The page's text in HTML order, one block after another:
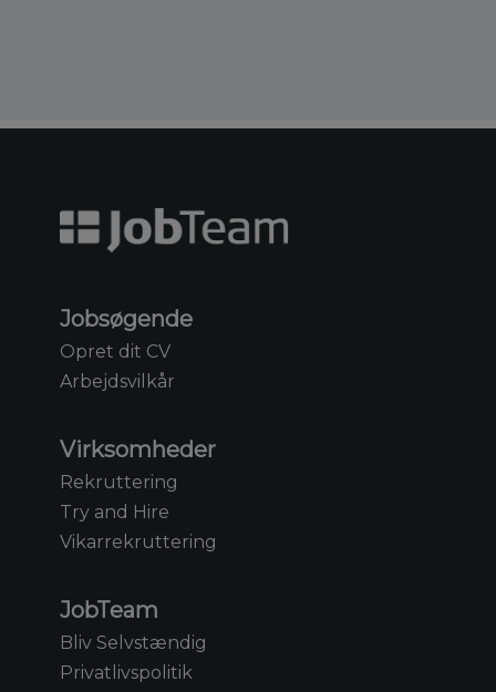
Jobsøgende
Opret dit CV
Arbejdsvilkår
Virksomheder
Rekruttering
Try and Hire
Vikarrekruttering
JobTeam
Bliv Selvstændig
Privatlivspolitik